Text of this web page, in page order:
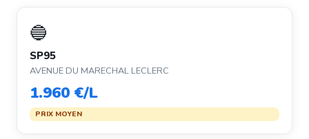
🔵
SP95
AVENUE DU MARECHAL LECLERC
1.960 €/L
PRIX MOYEN